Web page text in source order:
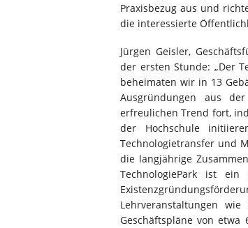
Praxisbezug aus und
die interessierte
Jürgen Geisler,
der ersten Stunde: „Der
beheimaten wir in 13
Ausgründungen aus
erfreulichen Trend fort,
der Hochschule
Technologietransfer und
die langjährige
TechnologiePark ist
Lehrveranstaltungen
Geschäftspläne von etwa